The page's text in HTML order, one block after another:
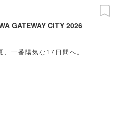
GATEWAY CITY 2026
、一番陽気な17日間へ。